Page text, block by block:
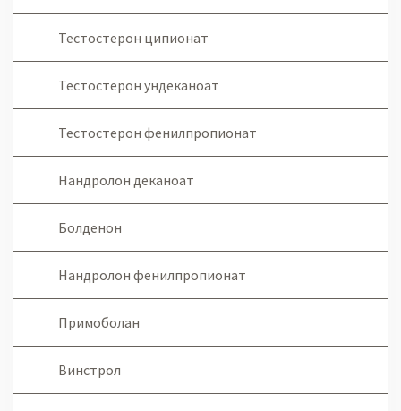
Тестостерон ципионат
Тестостерон ундеканоат
Тестостерон фенилпропионат
Нандролон деканоат
Болденон
Нандролон фенилпропионат
Примоболан
Винстрол